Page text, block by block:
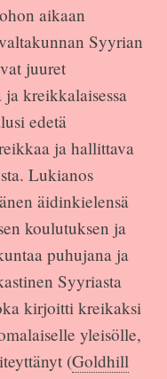
aikaan
Syyrian
juuret
ja kreikkalaisessa
edetä
ja hallittava
Lukianos
äidinkielensä
koulutuksen ja
puhujana ja
Syyriasta
kirjoitti kreikaksi
yleisölle,
(Goldhill